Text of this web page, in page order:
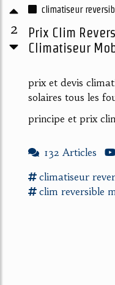
2
climatiseur
Prix Clim
Climatiseur
prix et devis
solaires tous les
principe et prix
132 Articles
climatiseur
clim reversible